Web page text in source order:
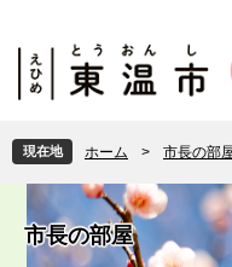
頭
で
飛
ば
現在地 ホーム > 市長の部
市長の部屋